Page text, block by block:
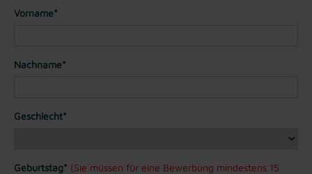
Vorname*
Nachname*
Geschlecht*
Geburtstag* (Sie müssen für eine Bewerbung mindestens 15